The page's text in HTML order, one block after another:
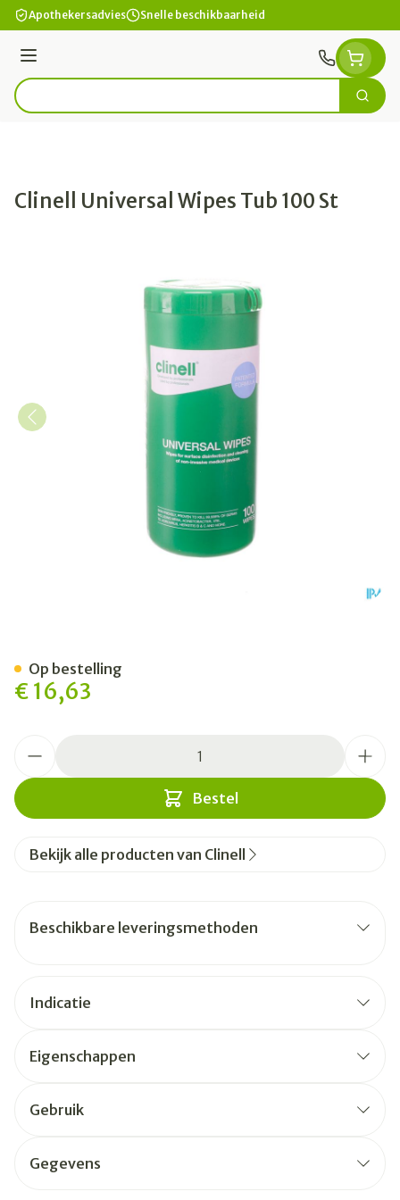
Ga naar de inhoud
Apothekersadvies Snelle beschikbaarheid
Menu
Product, merk, categorie... Zoek
Clinell Universal Wipes Tub 100 St
€ 16,63
Bestel
Op bestelling
Bekijk alle producten van Clinell
Beschikbare leveringsmethoden
Indicatie
Eigenschappen
Gebruik
Gegevens